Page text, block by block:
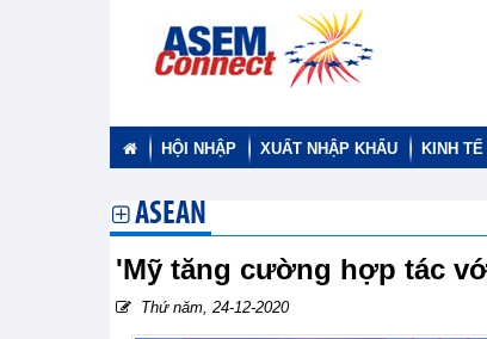
HỘI NHẬP XUẤT NHẬP KHẨU KINH TẾ
ASEAN
'Mỹ tăng cường hợp tác
Thứ năm, 24-12-2020